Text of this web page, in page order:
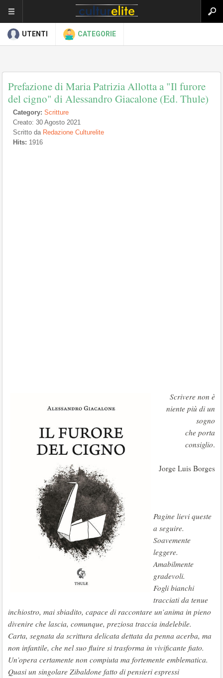
UTENTI CATEGORIE
Prefazione di Maria Patrizia Allotta a "Il furore
del cigno" di Alessandro Giacalone (Ed. Thule)
Category: Scritture
Creato: 30 Agosto 2021
Scritto da Redazione Culturelite
Hits: 1916
Scrivere non è
niente più di un
sogno
che porta
consiglio.
Jorge Luis Borges
Pagine lievi queste
a seguire.
Soavemente
leggere.
Amabilmente
gradevoli.
Fogli bianchi
tracciati da tenue
inchiostro, mai sbiadito, capace di raccontare un’anima in pieno
divenire che lascia, comunque, preziosa traccia indelebile.
Carta, segnata da scrittura delicata dettata da penna acerba, ma
non infantile, che nel suo fluire si trasforma in vivificante fiato.
Un’opera certamente non compiuta ma fortemente emblematica.
Quasi un singolare Zibaldone fatto di pensieri espressi